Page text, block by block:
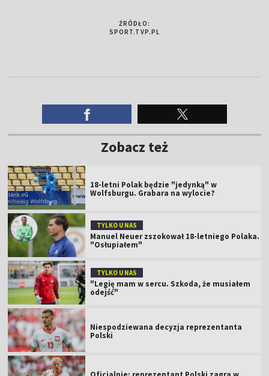
ŹRÓDŁO:
SPORT.TVP.PL
Zobacz też
18-letni Polak będzie "jedynką" w
Wolfsburgu. Grabara na wylocie?
TYLKO U NAS
Manuel Neuer zszokował 18-letniego Polaka.
"Osłupiałem"
TYLKO U NAS
"Legię mam w sercu. Szkoda, że musiałem
odejść"
Niespodziewana decyzja reprezentanta
Polski